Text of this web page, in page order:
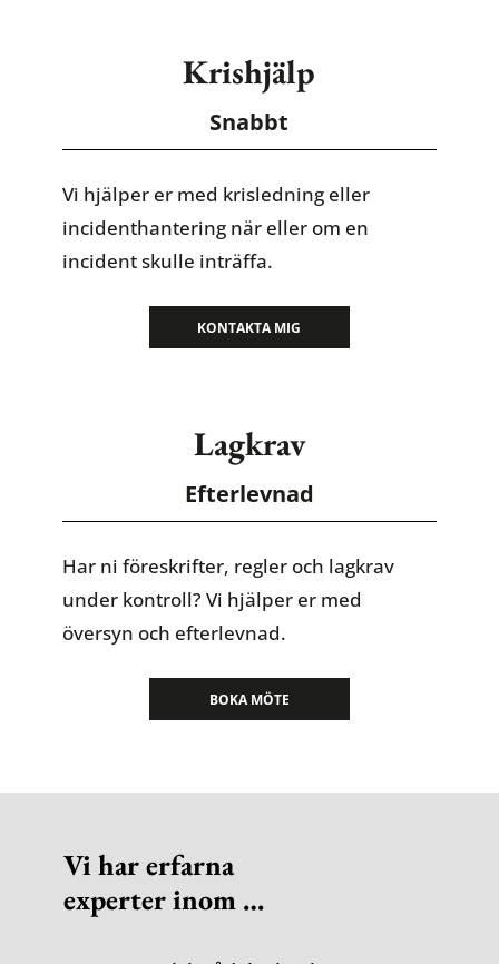
Krishjälp
Snabbt
Vi hjälper er med krisledning eller
incidenthantering när eller om en
incident skulle inträffa.
KONTAKTA MIG
Lagkrav
Efterlevnad
Har ni föreskrifter, regler och lagkrav
under kontroll? Vi hjälper er med
översyn och efterlevnad.
BOKA MÖTE
Vi har erfarna
experter inom …